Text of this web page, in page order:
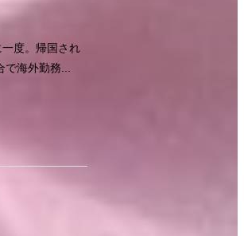
度。帰国され
海外勤務...